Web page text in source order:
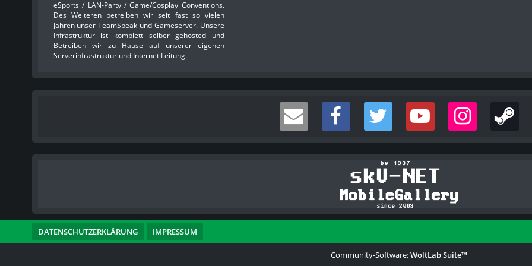
eSports / LAN-Party / Game/Cosplay Conventions.
Des Weiteren betreiben wir seit fast so vielen
Jahren unser TeamSpeak und Gameserver. Unsere
Infrastruktur ist komplett selber gehosted und
Betreiben wir zu Hause auf unserer eigenen
Serverinfrastruktur und Internet Leitung.
DATENSCHUTZERKLÄRUNG IMPRESSUM
Community-Software:WoltLab Suite™